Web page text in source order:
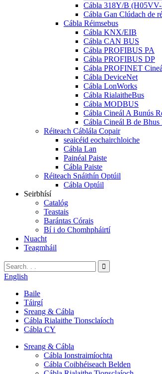
Cábla 318Y/B
Cábla Gan Clúdach de
Cábla Réimsebus
Cábla KNX/EIB
Cábla CAN BUS
Cábla PROFIBUS PA
Cábla PROFIBUS DP
Cábla PROFINET
Cábla DeviceNet
Cábla LonWorks
Cábla RialaitheBus
Cábla MODBUS
Cábla Cineál A Bunús
Cábla Cineál B de Bhus
Réiteach Cáblála Copair
seaicéid eochairchloiche
Cábla Lan
Painéal Paiste
Cábla Paiste
Réiteach Snáithín Optúil
Cábla Optúil
Seirbhísí
Catalóg
Teastais
Barántas Córais
Bí i do Chomhpháirtí
Nuacht
Teagmháil
English
Baile
Táirgí
Sreang & Cábla
Cábla Rialaithe Tionsclaíoch
Cábla CY
Sreang & Cábla
Cábla Ionstraimíochta
Cábla Coibhéiseach Belden